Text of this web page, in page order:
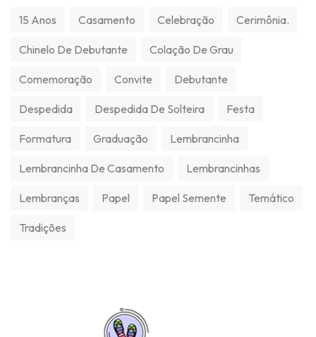
15 Anos Casamento Celebração Cerimônia.
Chinelo De Debutante Colação De Grau
Comemoração Convite Debutante
Despedida Despedida De Solteira Festa
Formatura Graduação Lembrancinha
Lembrancinha De Casamento Lembrancinhas
Lembranças Papel Papel Semente Temático
Tradições